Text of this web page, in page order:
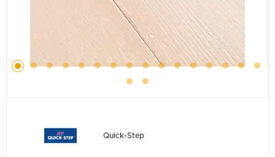
Коричневый
Страна
Австрия
Бельгия
Quick-Step